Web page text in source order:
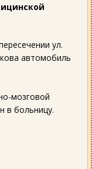
ул.
автомобиль
мозговой
в больницу.